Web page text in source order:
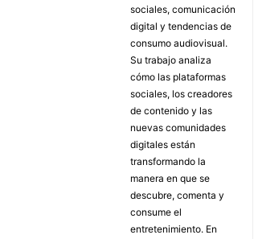
sociales, comunicación
digital y tendencias de
consumo audiovisual.
Su trabajo analiza
cómo las plataformas
sociales, los creadores
de contenido y las
nuevas comunidades
digitales están
transformando la
manera en que se
descubre, comenta y
consume el
entretenimiento. En